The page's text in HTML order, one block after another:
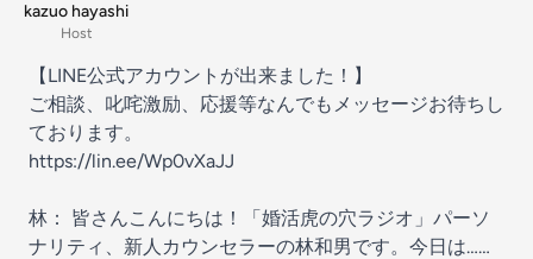
kazuo hayashi
Host
【LINE公式アカウントが出来ました！】
ご相談、叱咤激励、応援等なんでもメッセージお待ちし
ております。
https://lin.ee/Wp0vXaJJ
林： 皆さんこんにちは！「婚活虎の穴ラジオ」パーソ
ナリティ、新人カウンセラーの林和男です。今日は……